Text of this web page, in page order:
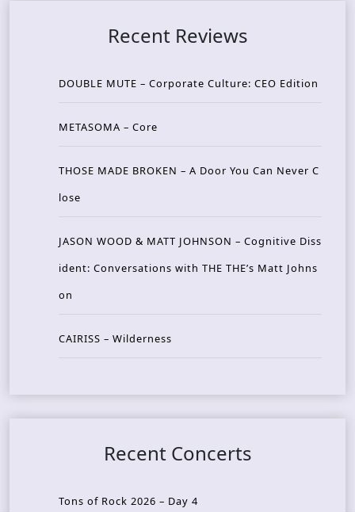
Recent Reviews
DOUBLE MUTE – Corporate Culture: CEO Edition
METASOMA – Core
THOSE MADE BROKEN – A Door You Can Never C
lose
JASON WOOD & MATT JOHNSON – Cognitive Diss
ident: Conversations with THE THE’s Matt Johns
on
CAIRISS – Wilderness
Recent Concerts
Tons of Rock 2026 – Day 4